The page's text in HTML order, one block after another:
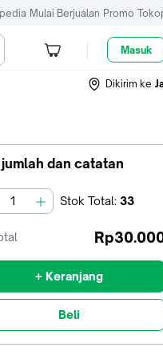
Mulai Berjualan Promo
Masuk
Dikirim ke
dan catatan
Stok Total: 33
+ Keranjang
Beli